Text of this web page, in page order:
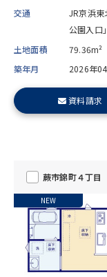
交通
JR京浜
公園入口
土地面積
79.36m²
築年月
2026年
資料請求
蕨市錦町４丁目
NEW